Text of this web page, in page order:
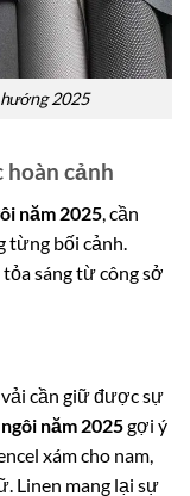
2025
hoàn cảnh
năm 2025 , cần
từng bối cảnh.
sáng từ công sở
cần giữ được sự
năm 2025gợi ý
xám cho nam,
Linen mang lại sự